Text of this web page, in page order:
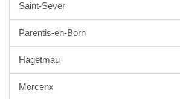
Saint-Sever
Parentis-en-Born
Hagetmau
Morcenx